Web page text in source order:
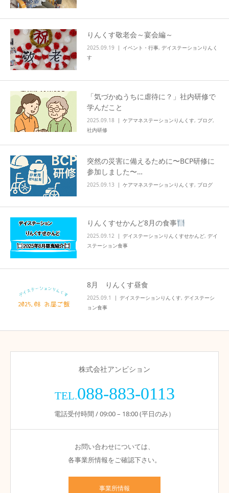
りんくす敬老会～宴会編～
2025.09.19 イベント・行事, デイステーションりんく
す
「気づかぬうちに虐待に？」社内研修で
学んだこと
2025.09.18 ケアマネステーションりんくす, ブログ,
社内研修
突然の災害に備えるために〜BCP研修に
参加しました〜…
2025.09.13 ケアマネステーションりんくす, ブログ
りんくすせかんど8月の食事
2025.09.12 デイステーションりんくすせかんど, デイ
ステーション食事
8月 りんくす昼食
2025.09.1 デイステーションりんくす, デイステーシ
ョン食事
株式会社アンビション
TEL.088-883-0113
電話受付時間 / 09:00 – 18:00 (平日のみ）
お問い合わせについては、
各事業所情報をご確認下さい。
事業所情報